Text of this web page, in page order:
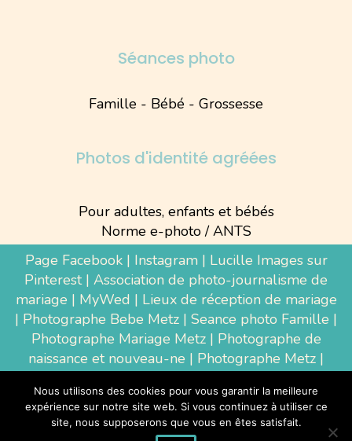
Séances photo
Famille - Bébé - Grossesse
Photos d'identité agréées
Pour adultes, enfants et bébés
Norme e-photo / ANTS
Page Facebook| Instagram| Lucille Images sur
Pinterest| Association de photo-journalisme de
mariage | MyWed | Lieux de réception de mariage
| Photographe Bebe Metz | Seance photo Famille |
Photographe Mariage Metz| Photographe de
naissance et nouveau-ne | Photographe Metz |
Luxembourg|Photographe Thionville|
Photographe d'entreprise Metz
Nous utilisons des cookies pour vous garantir la meilleure
expérience sur notre site web. Si vous continuez à utiliser ce
site, nous supposerons que vous en êtes satisfait.